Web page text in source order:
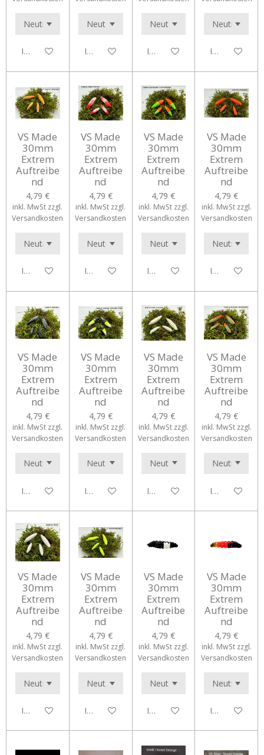
In den WarenkorbIn den WarenkorbIn den WarenkorbIn den
VS Made
30mm
Extrem
Auftreibe
nd
4,79 €
inkl. MwSt zzgl.
Versandkosten
In den Warenkorb
VS Made
30mm
Extrem
Auftreibe
nd
4,79 €
inkl. MwSt zzgl.
Versandkosten
In den Warenkorb
VS Made
30mm
Extrem
Auftreibe
nd
4,79 €
inkl. MwSt zzgl.
Versandkosten
In den Warenkorb
VS Made
30mm
Extrem
Auftreibe
nd
4,79 €
inkl. MwSt zzgl.
Versandkosten
In den
VS Made
30mm
Extrem
Auftreibe
nd
4,79 €
inkl. MwSt zzgl.
Versandkosten
In den Warenkorb
VS Made
30mm
Extrem
Auftreibe
nd
4,79 €
inkl. MwSt zzgl.
Versandkosten
In den Warenkorb
VS Made
30mm
Extrem
Auftreibe
nd
4,79 €
inkl. MwSt zzgl.
Versandkosten
In den Warenkorb
VS Made
30mm
Extrem
Auftreibe
nd
4,79 €
inkl. MwSt zzgl.
Versandkosten
In den
VS Made
30mm
Extrem
Auftreibe
nd
4,79 €
inkl. MwSt zzgl.
Versandkosten
In den Warenkorb
VS Made
30mm
Extrem
Auftreibe
nd
4,79 €
inkl. MwSt zzgl.
Versandkosten
In den Warenkorb
VS Made
30mm
Extrem
Auftreibe
nd
4,79 €
inkl. MwSt zzgl.
Versandkosten
In den Warenkorb
VS Made
30mm
Extrem
Auftreibe
nd
4,79 €
inkl. MwSt zzgl.
Versandkosten
In den